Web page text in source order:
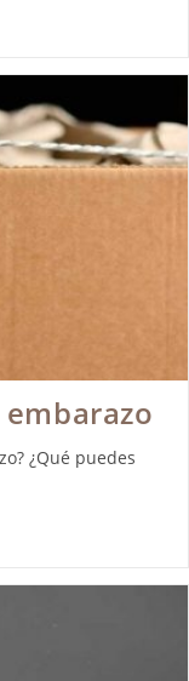
¿Qué puedes